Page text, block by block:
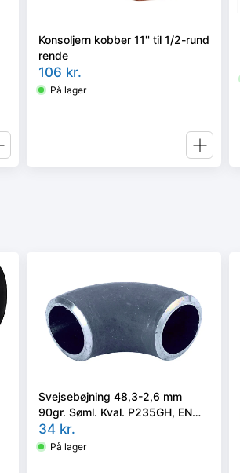
Konsoljern kobber 11'' til 1/2-rund
rende
106 kr.
På lager
Svejsebøjning 48,3-2,6 mm
90gr. Søml. Kval. P235GH, EN
10253-2 type A, 3D
34 kr.
På lager